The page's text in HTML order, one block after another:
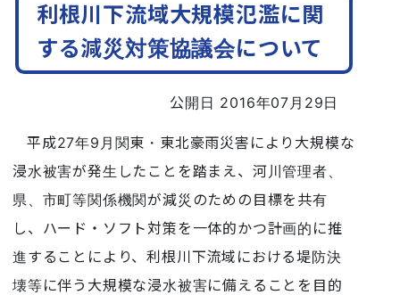
行政 まちづくり
利根川下流域大規模氾濫に関
する減災対策協議会について
公開日 2016年07月29日
平成27年9月関東・東北豪雨災害により大規模な
浸水被害が発生したことを踏まえ、河川管理者、
県、市町等関係機関が減災のための目標を共有
し、ハード・ソフト対策を一体的かつ計画的に推
進することにより、利根川下流域における堤防決
壊等に伴う大規模な浸水被害に備えることを目的